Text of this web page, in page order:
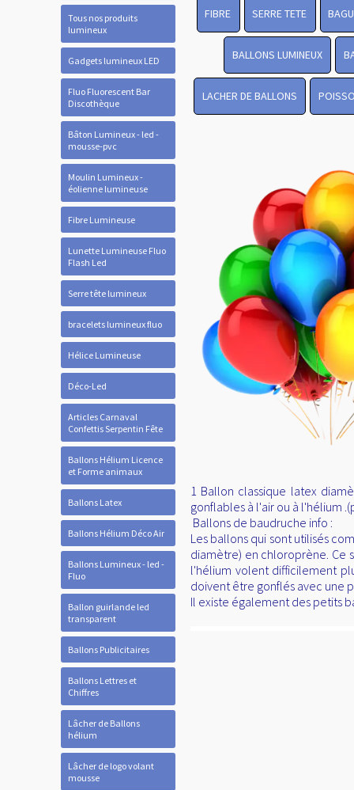
Tous nos produits
lumineux
Gadgets lumineux LED
Fluo Fluorescent Bar
Discothèque
Bâton Lumineux - led -
mousse-pvc
Moulin Lumineux -
éolienne lumineuse
Fibre Lumineuse
Lunette Lumineuse Fluo
Flash Led
Serre tête lumineux
bracelets lumineux fluo
Hélice Lumineuse
Déco-Led
Articles Carnaval
Confettis Serpentin Fête
Ballons Hélium Licence
et Forme animaux
Ballons Latex
Ballons Hélium Déco Air
Ballons Lumineux - led -
Fluo
Ballon guirlande led
transparent
Ballons Publicitaires
Ballons Lettres et
Chiffres
Lâcher de Ballons
hélium
Lâcher de logo volant
mousse
FIBRE SERRE TETE
BALLONS LUMINEUX
LACHER DE BALLONS
1 Ballon classique latex
gonflables à l'air ou à l'hélium
Ballons de baudruche info :
Les ballons qui sont utilisés
diamètre) en chloroprène. Ce
l'hélium volent difficilement
doivent être gonflés avec une
Il existe également des petits